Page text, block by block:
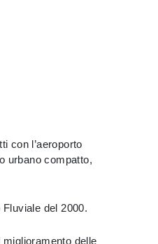
con l’aeroporto
urbano compatto,
del 2000.
delle